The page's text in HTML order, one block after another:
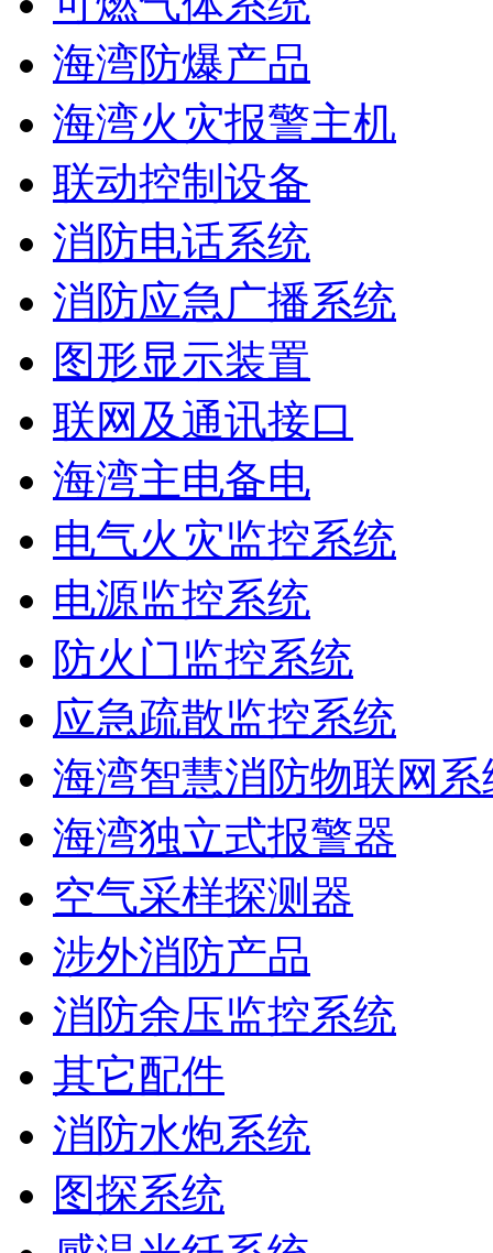
海湾防爆产品
海湾火灾报警主机
联动控制设备
消防电话系统
消防应急广播系统
图形显示装置
联网及通讯接口
海湾主电备电
电气火灾监控系统
电源监控系统
防火门监控系统
应急疏散监控系统
海湾智慧消防物联网系
海湾独立式报警器
空气采样探测器
涉外消防产品
消防余压监控系统
其它配件
消防水炮系统
图探系统